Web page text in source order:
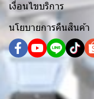
เงื่อนไขบริการ
นโยบายการคืนสินค้า